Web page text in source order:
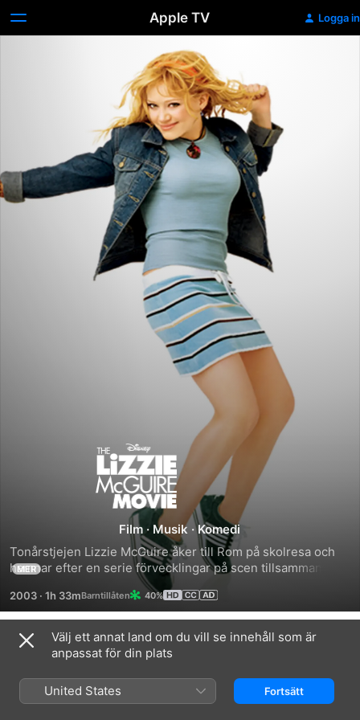
Apple TV Logga in
Mitt
liv
som
popstjärna
Film · Musik ·Komedi
Tonårstjejen Lizzie McGuire åker till Rom på skolresa och
hamnar efter en serie förvecklingar på scen tillsammans
med sin idol, smörsångaren Paolo.
MER
2003 · 1h 33m 40%
Relaterat
Montana
School
Musical
Välj ett annat land om du vill se innehåll som är
anpassat för din plats
United States Fortsätt